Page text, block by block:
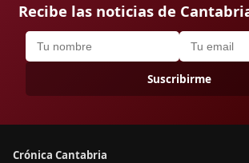
Recibe las noticias de
Suscribirme
Crónica Cantabria